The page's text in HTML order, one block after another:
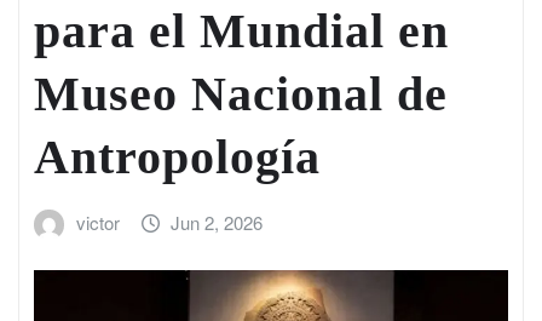
para el Mundial en
Museo Nacional de
Antropología
victor Jun 2, 2026